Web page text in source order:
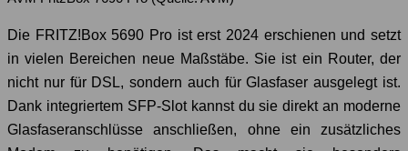
Die FRITZ!Box 5690 Pro ist erst 2024 erschienen und setzt
in vielen Bereichen neue Maßstäbe. Sie ist ein Router, der
nicht nur für DSL, sondern auch für Glasfaser ausgelegt ist.
Dank integriertem SFP-Slot kannst du sie direkt an moderne
Glasfaseranschlüsse anschließen, ohne ein zusätzliches